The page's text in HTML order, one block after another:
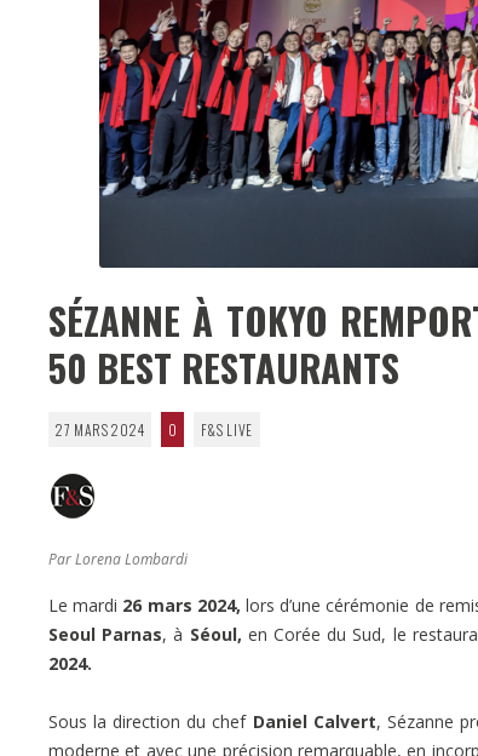
SÉZANNE À TOKYO
50 BEST RESTAURANTS
27 MARS 2024 0 F&S LIVE
Par Lorena Lombardi
Le mardi 26 mars 2024, lors d’une cérémonie de
Seoul Parnas, à Séoul, en Corée du Sud, le
2024.
Sous la direction du chef Daniel Calvert, Sézanne
moderne et avec une précision remarquable, en